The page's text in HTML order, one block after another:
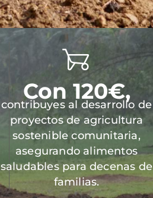
Con 120€,
contribuyes al desarrollo de
proyectos de agricultura
sostenible comunitaria,
asegurando alimentos
saludables para decenas de
familias.